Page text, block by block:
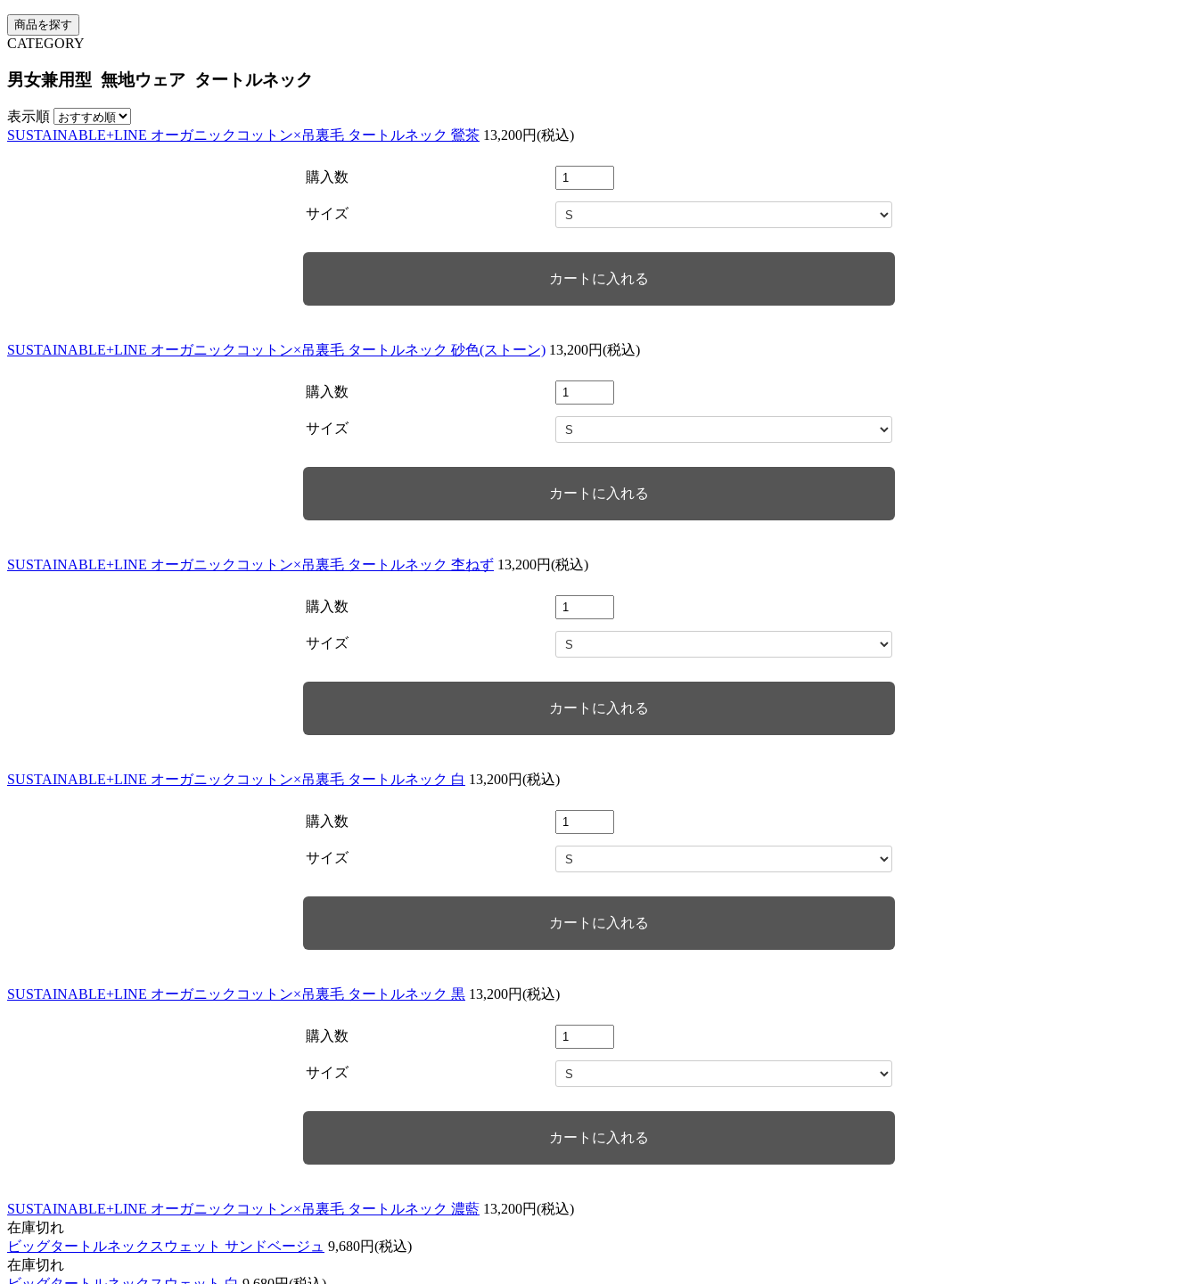
商品を探す
CATEGORY
男女兼用型 無地ウェア タートルネック
表示順
SUSTAINABLE+LINE オーガニックコットン×吊裏毛 タートルネック 鶯茶 13,200円(税込)
購入数
サイズ
SUSTAINABLE+LINE オーガニックコットン×吊裏毛 タートルネック 砂色(ストーン) 13,200円(税込)
購入数
サイズ
SUSTAINABLE+LINE オーガニックコットン×吊裏毛 タートルネック 杢ねず 13,200円(税込)
購入数
サイズ
SUSTAINABLE+LINE オーガニックコットン×吊裏毛 タートルネック 白 13,200円(税込)
購入数
サイズ
SUSTAINABLE+LINE オーガニックコットン×吊裏毛 タートルネック 黒 13,200円(税込)
購入数
サイズ
SUSTAINABLE+LINE オーガニックコットン×吊裏毛 タートルネック 濃藍 13,200円(税込)
在庫切れ
ビッグタートルネックスウェット サンドベージュ 9,680円(税込)
在庫切れ